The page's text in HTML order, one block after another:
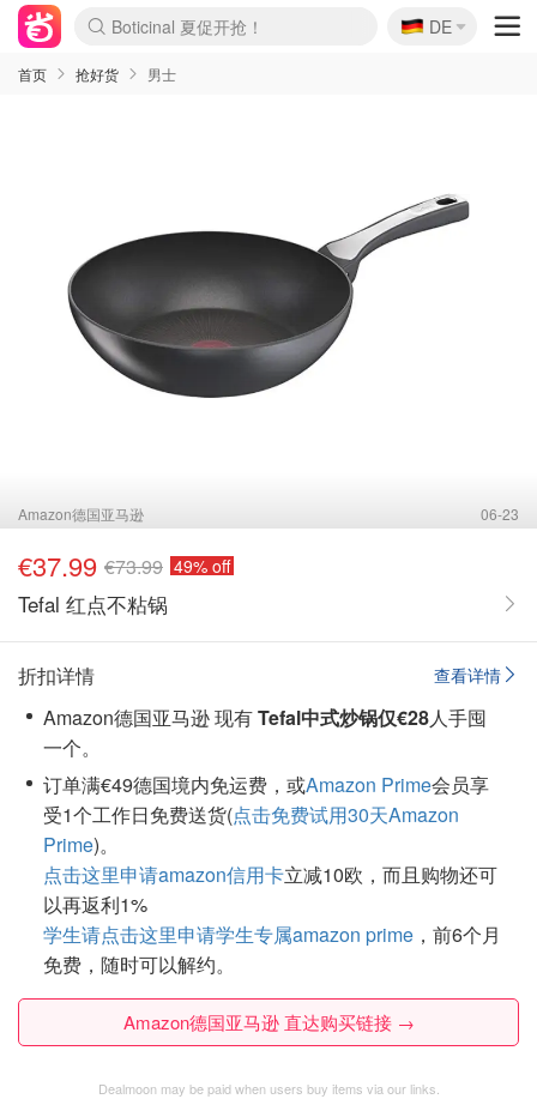
Boticinal 夏促开抢！
4折！lulu周四疯狂上新
还没结束！&OtherStories大促
Joybuy变相75折 随时失效
速领！Stanley独家85折
疑似霸哥！Camper额外叠85折
Zalando 奥莱闪促！每日更新
Moncler反季囤！5折起+叠9折
Coach Brooklyn仅€192
🇩🇪
DE
首页 抢好货 男士
Amazon德国亚马逊 06-23
€37.99 €73.99 49% off
Tefal 红点不粘锅
查看详情
折扣详情
Amazon德国亚马逊 现有Tefal中式炒锅仅€28人手囤
一个。
订单满€49德国境内免运费，或Amazon Prime会员享
受1个工作日免费送货(点击免费试用30天Amazon
Prime)。
点击这里申请amazon信用卡立减10欧，而且购物还可
以再返利1%
学生请点击这里申请学生专属amazon prime ，前6个月
免费，随时可以解约。
Amazon德国亚马逊 直达购买链接 →
Dealmoon may be paid when users buy items via our links.